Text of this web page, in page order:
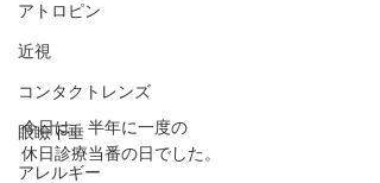
アトロピン
近視
コンタクトレンズ
眼瞼下垂
アレルギー
今日は、半年に一度の
休日診療当番の日でした。